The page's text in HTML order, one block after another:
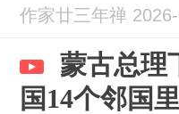
作家廿三年禅
蒙古总理
国14个邻国